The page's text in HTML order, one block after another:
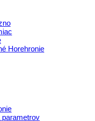
Horehronie
parametrov